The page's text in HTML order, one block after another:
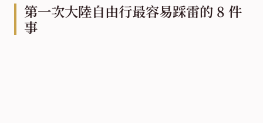
第一次大陸自由行最容易踩雷的 8 件
事